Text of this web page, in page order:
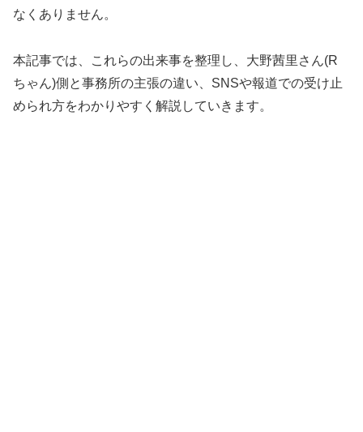
なくありません。
本記事では、これらの出来事を整理し、大野茜里さん(R
ちゃん)側と事務所の主張の違い、SNSや報道での受け止
められ方をわかりやすく解説していきます。